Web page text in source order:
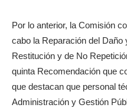
Por lo anterior, la Comisión
cabo la Reparación del
Restitución y de No
quinta Recomendación que
que destacan que personal
Administración y Gestión